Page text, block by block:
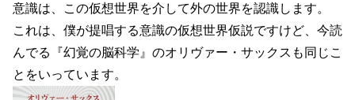
意識は、この仮想世界を介して外の世界を認識します。
これは、僕が提唱する意識の仮想世界仮説ですけど、今読
んでる『幻覚の脳科学』のオリヴァー・サックスも同じこ
とをいっています。